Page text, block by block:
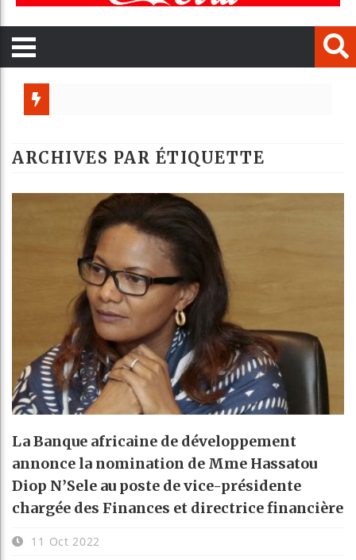
ARCHIVES PAR ÉTIQUETTE
La Banque africaine de développement
annonce la nomination de Mme Hassatou
Diop N’Sele au poste de vice-présidente
chargée des Finances et directrice financière
11 Oct 2022